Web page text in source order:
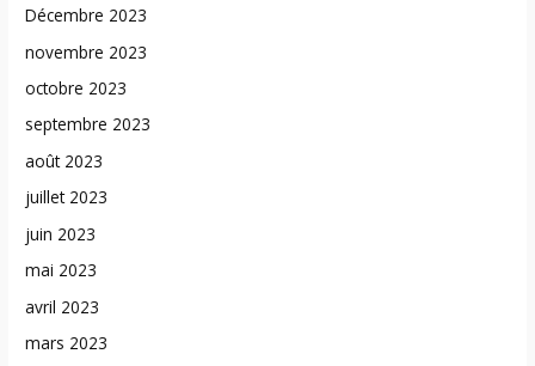
Décembre 2023
novembre 2023
octobre 2023
septembre 2023
août 2023
juillet 2023
juin 2023
mai 2023
avril 2023
mars 2023